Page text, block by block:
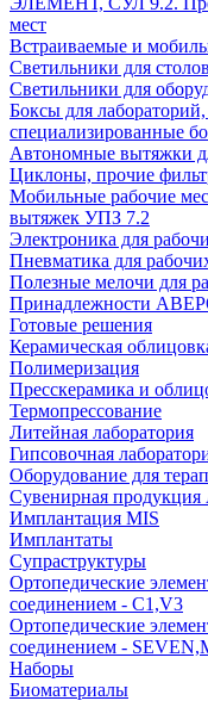
мест
Встраиваемые и
Светильники для
Светильники для
Боксы для
специализированные
Автономные вытяжки
Циклоны, прочие
Мобильные рабочие
вытяжек УПЗ 7.2
Электроника для
Пневматика для
Полезные мелочи для
Принадлежности
Готовые решения
Керамическая
Полимеризация
Пресскерамика и
Термопрессование
Литейная лаборатория
Гипсовочная
Оборудование для
Сувенирная
Имплантация MIS
Имплантаты
Супраструктуры
Ортопедические
соединением - C1,V3
Ортопедические
соединением -
Наборы
Биоматериалы